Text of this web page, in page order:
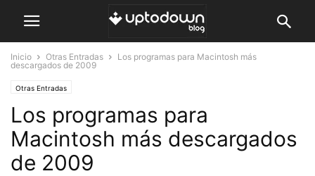
Inicio Otras Entradas
Los programas para Macintosh más
descargados de 2009
Otras Entradas
Los programas para
Macintosh más descargados
de 2009